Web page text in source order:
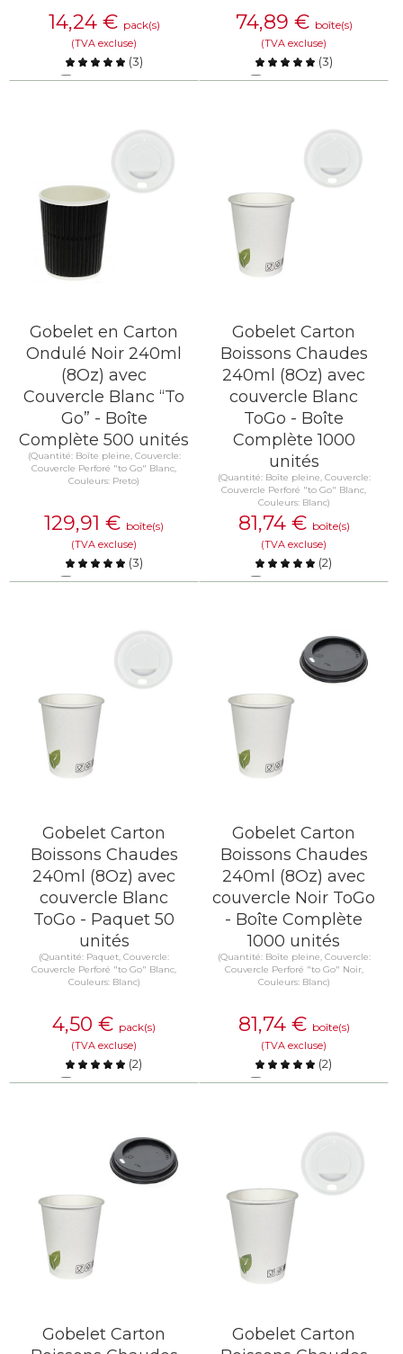
14,24 € pack(s)
(TVA excluse)
(3)
Comparer
74,89 € boîte(s)
(TVA excluse)
(3)
Comparer
Gobelet en Carton
Ondulé Noir 240ml
(8Oz) avec
Couvercle Blanc “To
Go” - Boîte
Complète 500 unités
(Quantité: Boîte pleine, Couvercle:
Couvercle Perforé "to Go" Blanc,
Couleurs: Preto)
129,91 € boîte(s)
(TVA excluse)
(3)
Comparer
Gobelet Carton
Boissons Chaudes
240ml (8Oz) avec
couvercle Blanc
ToGo - Boîte
Complète 1000
unités
(Quantité: Boîte pleine, Couvercle:
Couvercle Perforé "to Go" Blanc,
Couleurs: Blanc)
81,74 € boîte(s)
(TVA excluse)
(2)
Comparer
Gobelet Carton
Boissons Chaudes
240ml (8Oz) avec
couvercle Blanc
ToGo - Paquet 50
unités
(Quantité: Paquet, Couvercle:
Couvercle Perforé "to Go" Blanc,
Couleurs: Blanc)
4,50 € pack(s)
(TVA excluse)
(2)
Comparer
Gobelet Carton
Boissons Chaudes
240ml (8Oz) avec
couvercle Noir ToGo
- Boîte Complète
1000 unités
(Quantité: Boîte pleine, Couvercle:
Couvercle Perforé "to Go" Noir,
Couleurs: Blanc)
81,74 € boîte(s)
(TVA excluse)
(2)
Comparer
Gobelet Carton
Gobelet Carton